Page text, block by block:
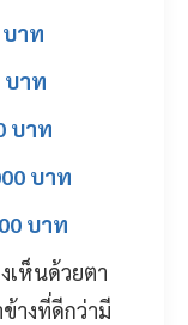
บาท
บาท
บาท
บาท
บาท
เห็นด้วยตา
างที่ดีกว่ามี